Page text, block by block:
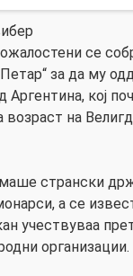
се
за да му
Аргентина, кој
возраст на
странски
а се
учествуваа
организации.